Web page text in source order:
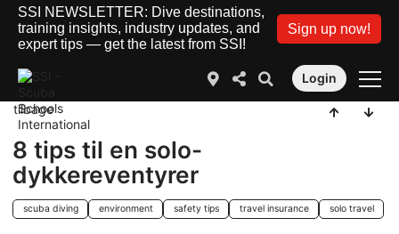
SSI NEWSLETTER: Dive destinations,
training insights, industry updates, and
expert tips — get the latest from SSI!
Sign up now!
Login
tilbage
8 tips til en solo-
dykkereventyrer
scuba diving environment safety tips travel insurance solo travel